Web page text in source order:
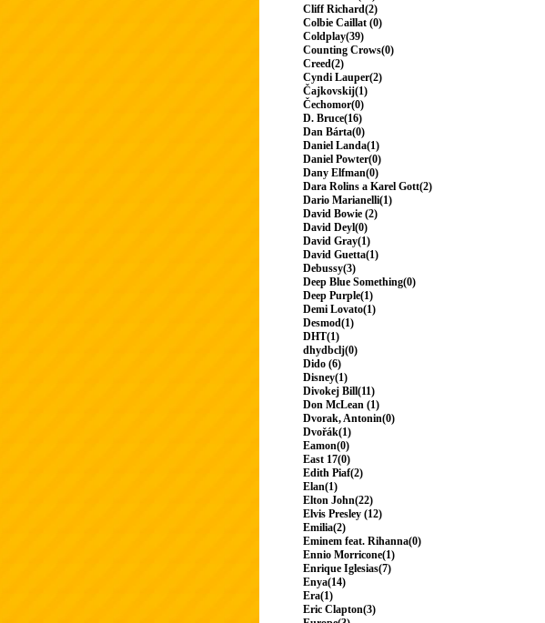
Cliff Richard(2)
Colbie Caillat (0)
Coldplay(39)
Counting Crows(0)
Creed(2)
Cyndi Lauper(2)
Čajkovskij(1)
Čechomor(0)
D. Bruce(16)
Dan Bárta(0)
Daniel Landa(1)
Daniel Powter(0)
Dany Elfman(0)
Dara Rolins a Karel Gott(2)
Dario Marianelli(1)
David Bowie (2)
David Deyl(0)
David Gray(1)
David Guetta(1)
Debussy(3)
Deep Blue Something(0)
Deep Purple(1)
Demi Lovato(1)
Desmod(1)
DHT(1)
dhydbclj(0)
Dido (6)
Disney(1)
Divokej Bill(11)
Don McLean (1)
Dvorak, Antonin(0)
Dvořák(1)
Eamon(0)
East 17(0)
Edith Piaf(2)
Elan(1)
Elton John(22)
Elvis Presley (12)
Emilia(2)
Eminem feat. Rihanna(0)
Ennio Morricone(1)
Enrique Iglesias(7)
Enya(14)
Era(1)
Eric Clapton(3)